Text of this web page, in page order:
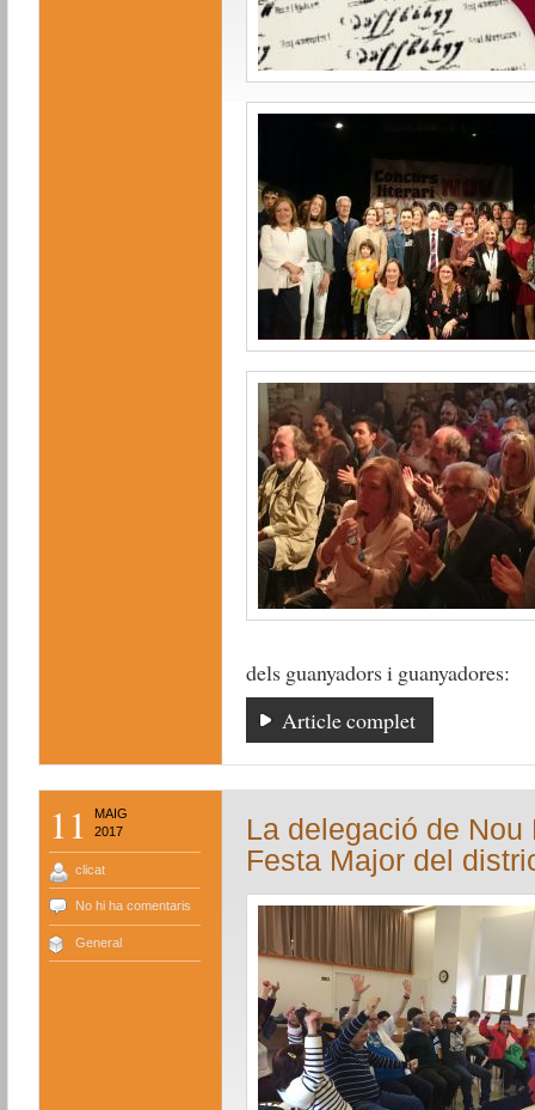
dels guanyadors i guanyadores:
Article complet
11
MAIG
2017
clicat
No hi ha comentaris
General
La delegació de
Festa Major del